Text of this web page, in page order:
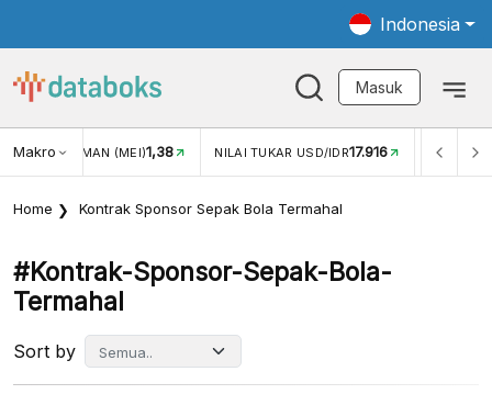
Indonesia
Masuk
MakroWISMAN (MEI)1,38 NILAI TUKAR USD/IDR17.916 INFLASI
Home Kontrak Sponsor Sepak Bola Termahal
#kontrak-Sponsor-Sepak-Bola-
Termahal
Sort by